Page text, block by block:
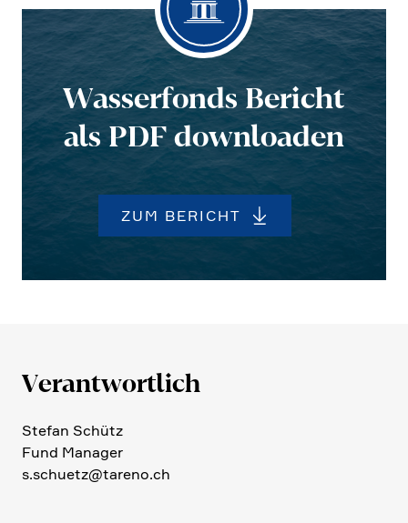
Wasser­fonds Bericht
als PDF downloaden
ZUM BERICHT
Verant­wort­lich
Stefan Schütz
Fund Manager
s.​schuetz@​tareno.​ch